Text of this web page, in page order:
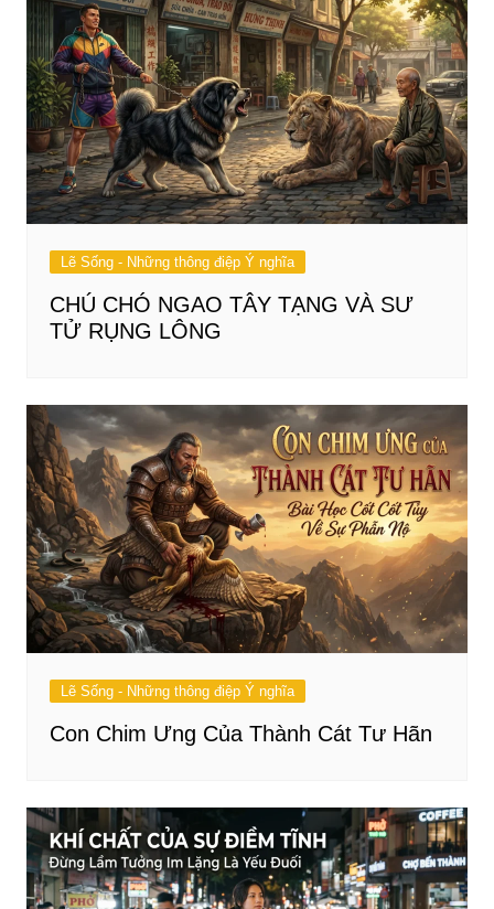
Lẽ Sống - Những thông điệp Ý nghĩa
CHÚ CHÓ NGAO TÂY TẠNG VÀ SƯ
TỬ RỤNG LÔNG
Lẽ Sống - Những thông điệp Ý nghĩa
Con Chim Ưng Của Thành Cát Tư Hãn